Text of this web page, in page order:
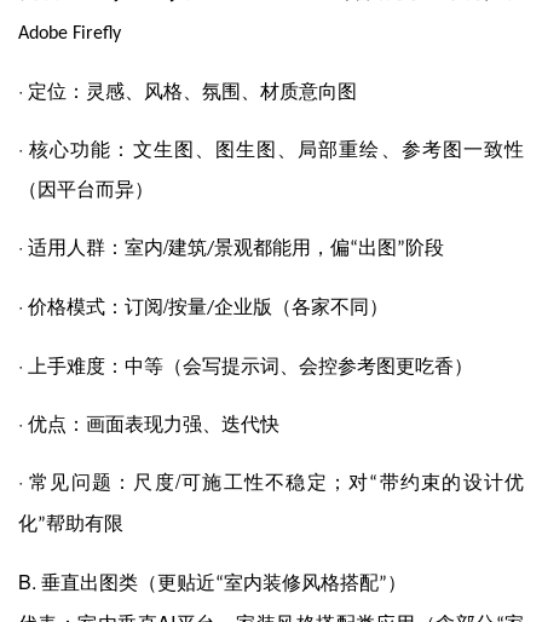
Adobe Firefly
· 定位：灵感、风格、氛围、材质意向图
· 核心功能：文生图、图生图、局部重绘、参考图一致性
（因平台而异）
· 适用人群：室内/建筑/景观都能用，偏“出图”阶段
· 价格模式：订阅/按量/企业版（各家不同）
· 上手难度：中等（会写提示词、会控参考图更吃香）
· 优点：画面表现力强、迭代快
· 常见问题：尺度/可施工性不稳定；对“带约束的设计优
化”帮助有限
B. 垂直出图类（更贴近“室内装修风格搭配”）